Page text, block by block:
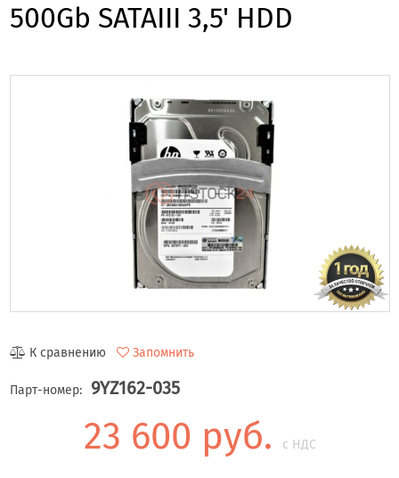
500Gb SATAIII 3,5' HDD
К сравнению Запомнить
Парт-номер: 9YZ162-035
23 600 руб. с НДС